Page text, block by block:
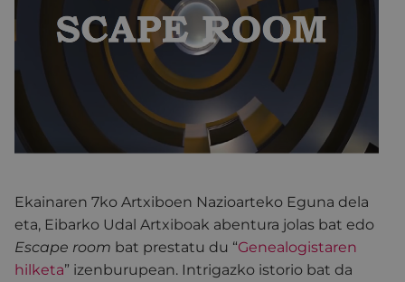
Ekainaren 7ko Artxiboen Nazioarteko Eguna dela
eta, Eibarko Udal Artxiboak abentura jolas bat edo
Escape room bat prestatu du “Genealogistaren
hilketa” izenburupean. Intrigazko istorio bat da